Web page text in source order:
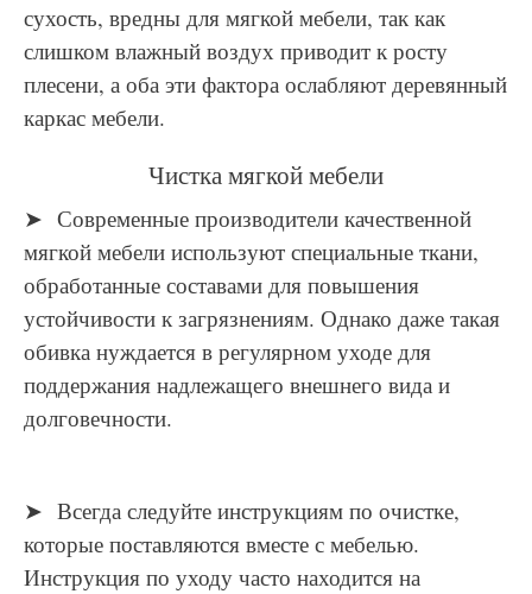
сухость, вредны для мягкой мебели, так как
слишком влажный воздух приводит к росту
плесени, а оба эти фактора ослабляют деревянный
каркас мебели.
Чистка мягкой мебели
➤ Современные производители качественной
мягкой мебели используют специальные ткани,
обработанные составами для повышения
устойчивости к загрязнениям. Однако даже такая
обивка нуждается в регулярном уходе для
поддержания надлежащего внешнего вида и
долговечности.
➤ Всегда следуйте инструкциям по очистке,
которые поставляются вместе с мебелью.
Инструкция по уходу часто находится на